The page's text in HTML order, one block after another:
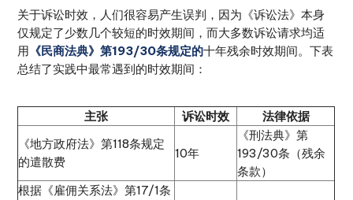
关于诉讼时效，人们很容易产生误判，因为《诉讼法》本身
仅规定了少数几个较短的时效期间，而大多数诉讼请求均适
用 《民商法典》第193/30条规定的十年残余时效期间。下表
总结了实践中最常遇到的时效期间：
主张 诉讼时效
法律依据
《地方政府法》第118条规定
的遣散费
10年
《刑法典》第
193/30条（残余
条款）
根据《雇佣关系法》第17/1条